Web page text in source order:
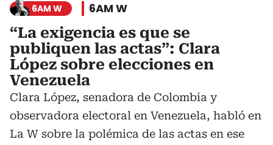
6AM W 6AM W
“La exigencia es que se
publiquen las actas”: Clara
López sobre elecciones en
Venezuela
Clara López, senadora de Colombia y
observadora electoral en Venezuela, habló en
La W sobre la polémica de las actas en ese